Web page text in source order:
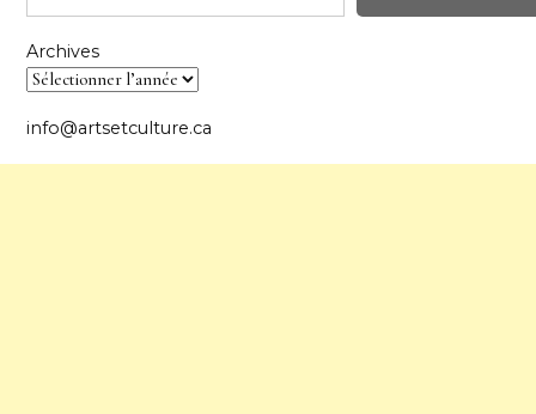
Archives
info@artsetculture.ca